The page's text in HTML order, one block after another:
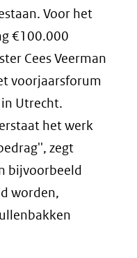
Voor het
€100.000
Cees Veerman
voorjaarsforum
Utrecht.
het werk
zegt
bijvoorbeeld
worden,